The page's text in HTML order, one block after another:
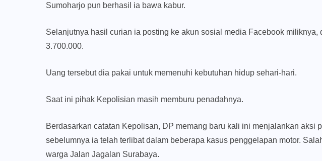
Sumoharjo pun berhasil ia bawa kabur.
Selanjutnya hasil curian ia posting ke akun sosial media Facebook miliknya,
3.700.000.
Uang tersebut dia pakai untuk memenuhi kebutuhan hidup sehari-hari.
Saat ini pihak Kepolisian masih memburu penadahnya.
Berdasarkan catatan Kepolisan, DP memang baru kali ini menjalankan aksi
sebelumnya ia telah terlibat dalam beberapa kasus penggelapan motor.
warga Jalan Jagalan Surabaya.